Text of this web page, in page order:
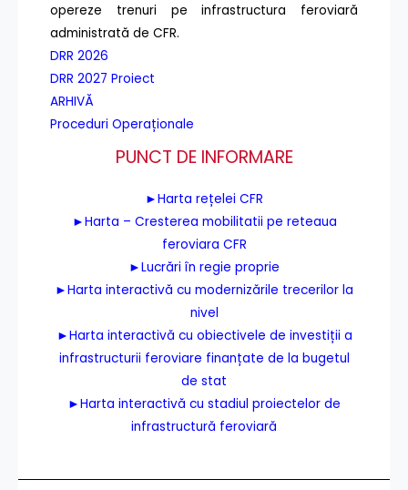
opereze trenuri pe infrastructura feroviară
administrată de CFR.
DRR 2026
DRR 2027 Proiect
ARHIVĂ
Proceduri Operaționale
PUNCT DE INFORMARE
►Harta rețelei CFR
►Harta – Cresterea mobilitatii pe reteaua
feroviara CFR
►Lucrări în regie proprie
►Harta interactivă cu modernizările trecerilor la
nivel
►Harta interactivă cu obiectivele de investiții a
infrastructurii feroviare finanțate de la bugetul
de stat
►Harta interactivă cu stadiul proiectelor de
infrastructură feroviară